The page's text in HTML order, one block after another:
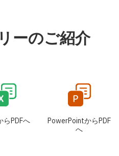
ーのご紹介
らPDFへ
PowerPointからPDF
へ